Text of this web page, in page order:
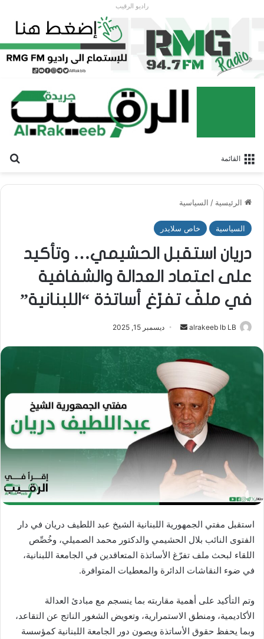
راديو الرقيب
القائمة
الرئيسية / السياسية
السياسية خاص سلايدر
دريان استقبل الحشيمي… وتأكيد
على اعتماد العدالة والشفافية
في ملفّ تفرّغ أساتذة “اللبنانية”
alrakeeb lb LB
أرسل
إلكترونيا
ديسمبر 15, 2025
استقبل مفتي الجمهورية اللبنانية الشيخ عبد اللطيف دريان في دار
الفتوى النائب بلال الحشيمي والدكتور محمد الصميلي، وخُصِّص
اللقاء لبحث ملف تفرّغ الأساتذة المتعاقدين في الجامعة اللبنانية،
في ضوء النقاشات الدائرة والمعطيات المتوافرة.
وتم التأكيد على أهمية مقاربته بما ينسجم مع مبادئ العدالة
الأكاديمية، ومنطق الاستمرارية، وتعويض الشغور الناتج عن التقاعد،
وبما يحفظ حقوق الأساتذة ويصون دور الجامعة اللبنانية كمؤسسة